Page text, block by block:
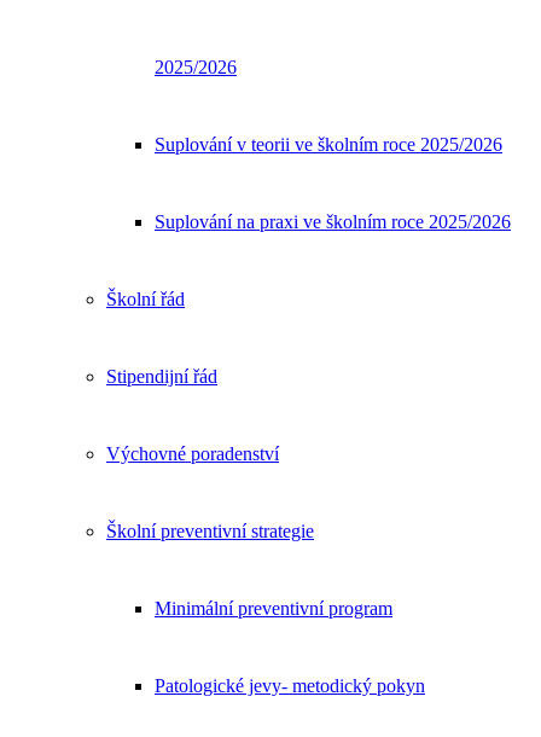
2025/2026
Suplování v teorii ve školním roce 2025/2026
Suplování na praxi ve školním roce 2025/2026
Školní řád
Stipendijní řád
Výchovné poradenství
Školní preventivní strategie
Minimální preventivní program
Patologické jevy- metodický pokyn